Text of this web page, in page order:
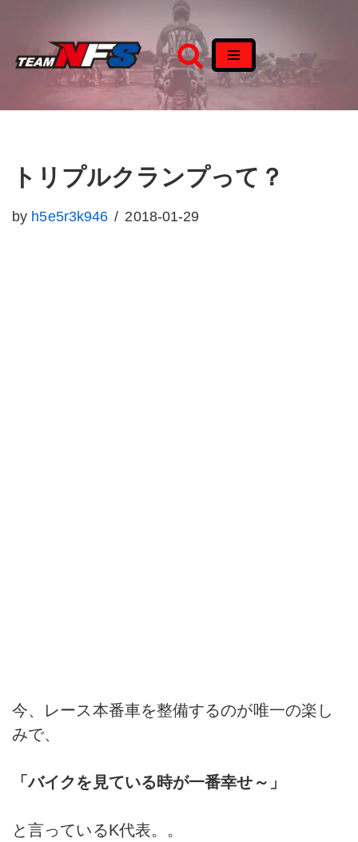
ン
へ
ス
キ
トリプルクランプって？
by h5e5r3k946 2018-01-29
今、レース本番車を整備するのが唯一の楽し
みで、
「バイクを見ている時が一番幸せ～」
と言っているK代表。。